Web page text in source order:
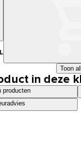
Toon
in deze
producten